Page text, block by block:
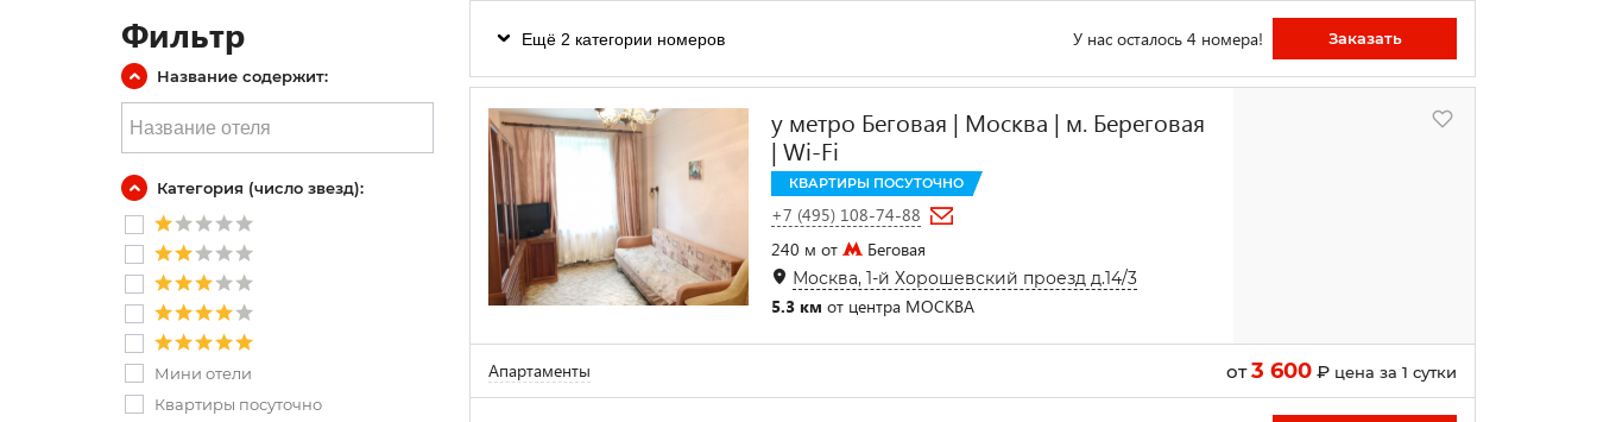
Ещё 2 категории номеров У нас осталось 4 номера! Заказать
у метро Беговая | Москва | м. Береговая
| Wi-Fi
КВАРТИРЫ ПОСУТОЧНО
+7 (495) 108-74-88
240 м от
Беговая
Москва, 1-й Хорошевский проезд д.14/3
5.3 км от центра МОСКВА
Апартаменты от3 600₽ цена за 1 сутки
Фильтр
Название содержит:
Категория (число звезд):
Мини отели
Квартиры посуточно